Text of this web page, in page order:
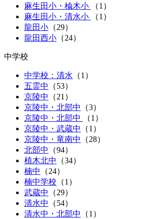
麻生田小・楡木小 （1 ）
麻生田小・清水小
（1 ）
龍田小 （29）
龍田西小 （24）
中学校
中学校：清水 （1）
五霊中
（53）
京陵中
（21 ）
京陵中・北部中
（3）
京陵中・北部中
（1 ）
京陵中・武蔵中
（1 ）
京陵中・竜南中
（28）
北部中
（94）
植木北中
（34）
楠中
（24）
楠中学校 （1）
武蔵中
（29）
清水中
（54）
清水中・北部中
（1 ）